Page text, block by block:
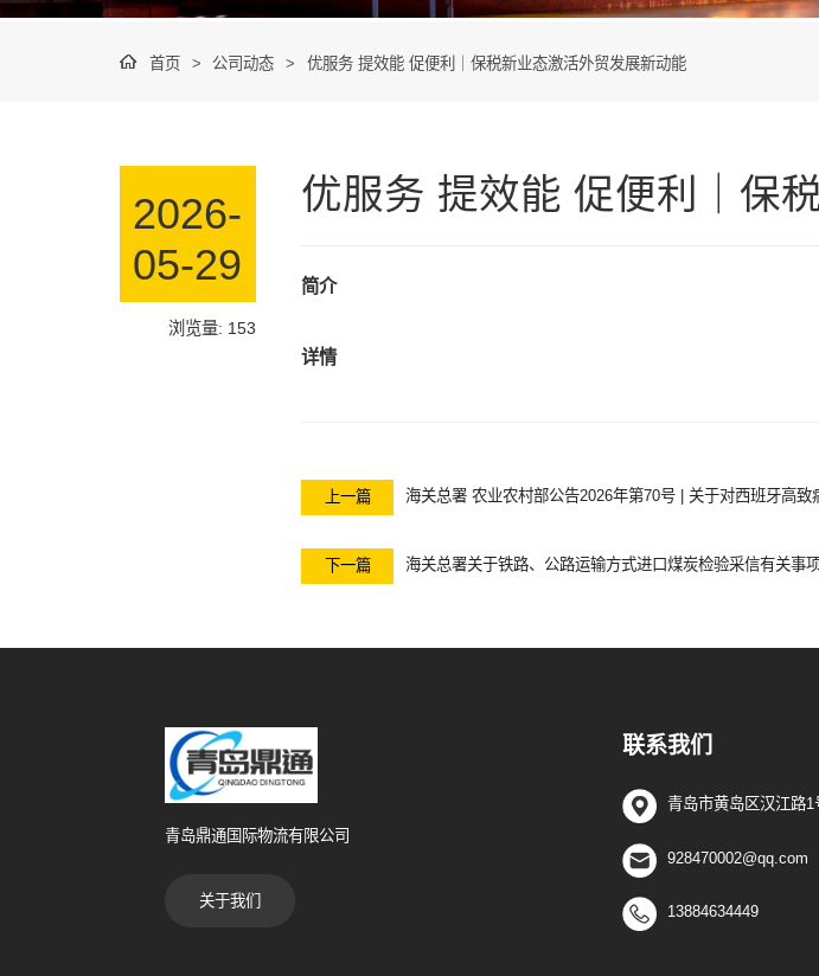
首页 > 公司动态 > 优服务 提效能 促便利｜保税新业态激活外贸发展新动能
2026-
05-29
浏览量: 153
优服务 提效能 促便利｜保
简介
详情
上一篇 海关总署 农业农村部公告2026年第70号 | 关于对西班牙高
下一篇 海关总署关于铁路、公路运输方式进口煤炭检验采信有关事
青岛鼎通国际物流有限公司
关于我们
联系我们
青岛市黄岛区汉江路1
928470002@qq.com
13884634449